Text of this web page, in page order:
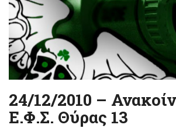
24/12/2010 –
Ε.Φ.Σ. Θύρας 13